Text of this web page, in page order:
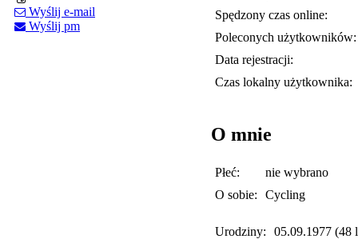
Wyślij e-mail
Wyślij pm
Spędzony czas online:
Poleconych użytkowników:
Data rejestracji:
Czas lokalny użytkownika:
O mnie
Płeć:
nie wybrano
O sobie:
Cycling
Urodziny: 05.09.1977 (48